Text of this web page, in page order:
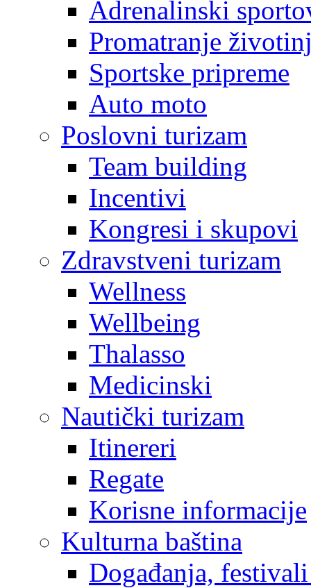
Adrenalinski
Promatranje
Sportske pripreme
Auto moto
Poslovni turizam
Team building
Incentivi
Kongresi i skupovi
Zdravstveni turizam
Wellness
Wellbeing
Thalasso
Medicinski
Nautički turizam
Itinereri
Regate
Korisne informacije
Kulturna baština
Događanja,